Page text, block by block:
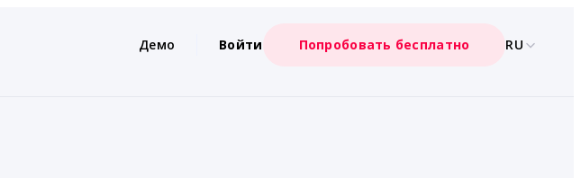
Демо Войти Попробовать бесплатно RU